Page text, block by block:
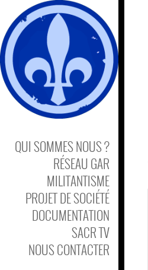
QUI SOMMES NOUS ?
RÉSEAU GAR
MILITANTISME
PROJET DE SOCIÉTÉ
DOCUMENTATION
SACR TV
NOUS CONTACTER